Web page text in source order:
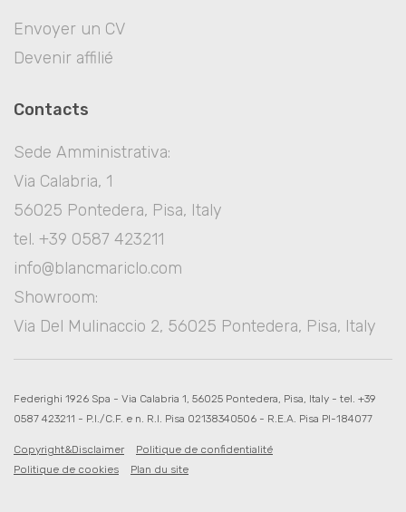
Envoyer un CV
Devenir affilié
Contacts
Sede Amministrativa:
Via Calabria, 1
56025 Pontedera, Pisa, Italy
tel. +39 0587 423211
info@blancmariclo.com
Showroom:
Via Del Mulinaccio 2, 56025 Pontedera, Pisa, Italy
Federighi 1926 Spa - Via Calabria 1, 56025 Pontedera, Pisa, Italy - tel. +39
0587 423211 - P.I./C.F. e n. R.I. Pisa 02138340506 - R.E.A. Pisa PI-184077
Copyright&Disclaimer
Politique de confidentialité
Politique de cookies
Plan du site